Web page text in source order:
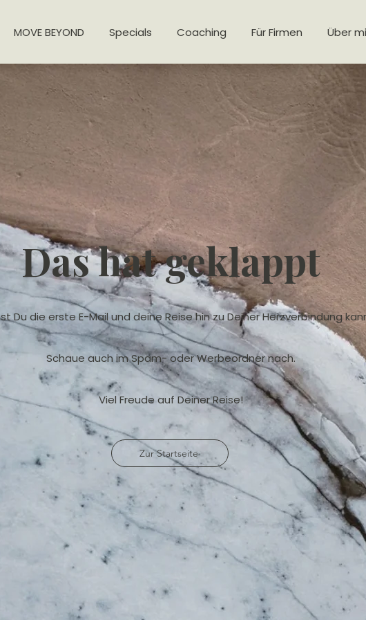
MOVE BEYOND Specials Coaching Für Firmen Über
Das hat geklappt
Du die erste E-Mail und deine Reise hin zu Deiner Herzverbindung
Schaue auch im Spam- oder Werbeordner nach.
Viel Freude auf Deiner Reise!
Zur Startseite